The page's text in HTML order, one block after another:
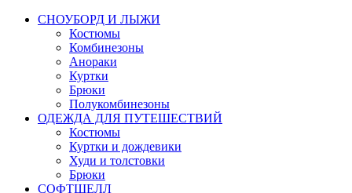
СНОУБОРД И ЛЫЖИ
Костюмы
Комбинезоны
Анораки
Куртки
Брюки
Полукомбинезоны
ОДЕЖДА ДЛЯ ПУТЕШЕСТВИЙ
Костюмы
Куртки и дождевики
Худи и толстовки
Брюки
СОФТШЕЛЛ